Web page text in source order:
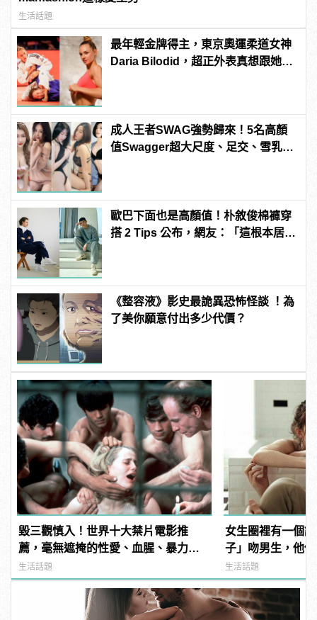
生活話題
最年輕金牌得主，東京奧運柔道女神
Daria Bilodid，超正外表真想跟她對
成人王者SWAG強勢歸來！5名高顏
值Swagger超大尺度、足交、雪乳、
歐巴下面也是高顏值！朴敘俊棉褲穿
搭 2 Tips 公布，網友：「這根本居家
《整容液》影史最詭異恐怖怪談 ！為
了美你願意付出多少代價？
毀三觀慎入！世界十大禁片電影推
薦，毫無遮掩的性愛、血腥、暴力、
噁心到極致！ | manfashion這樣變型
男
生活話題
女生圈裡有一個
子」吻男生，他
己！
生活話題